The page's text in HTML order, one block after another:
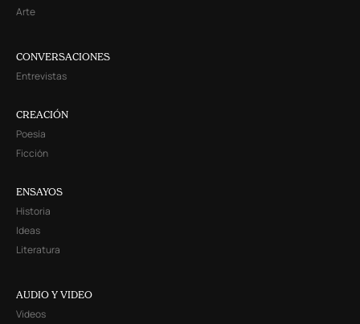
Arte
CONVERSACIONES
Entrevistas
CREACIÓN
Poesía
Ficción
ENSAYOS
Historia
Ideas
Literatura
AUDIO Y VIDEO
Videos